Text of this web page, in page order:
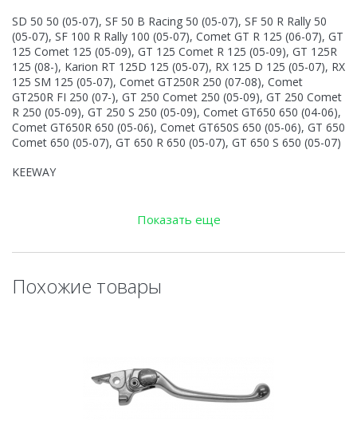
SD 50 50 (05-07), SF 50 B Racing 50 (05-07), SF 50 R Rally 50
(05-07), SF 100 R Rally 100 (05-07), Comet GT R 125 (06-07), GT
125 Comet 125 (05-09), GT 125 Comet R 125 (05-09), GT 125R
125 (08-), Karion RT 125D 125 (05-07), RX 125 D 125 (05-07), RX
125 SM 125 (05-07), Comet GT250R 250 (07-08), Comet
GT250R FI 250 (07-), GT 250 Comet 250 (05-09), GT 250 Comet
R 250 (05-09), GT 250 S 250 (05-09), Comet GT650 650 (04-06),
Comet GT650R 650 (05-06), Comet GT650S 650 (05-06), GT 650
Comet 650 (05-07), GT 650 R 650 (05-07), GT 650 S 650 (05-07)
KEEWAY
SUZUKI
Показать еще
Похожие товары